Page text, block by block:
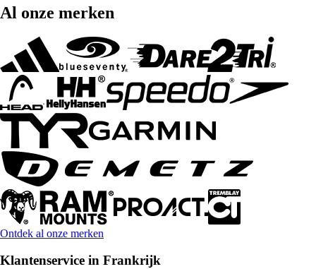
Al onze merken
Ontdek al onze merken
Klantenservice in Frankrijk